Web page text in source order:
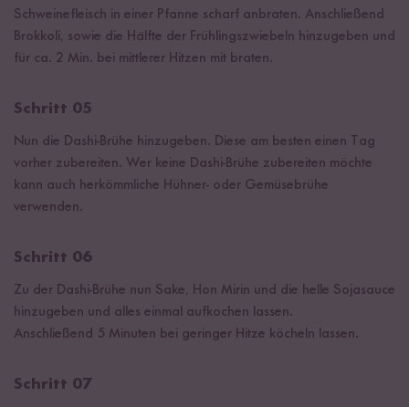
Schweinefleisch in einer Pfanne scharf anbraten. Anschließend
Brokkoli, sowie die Hälfte der Frühlingszwiebeln hinzugeben und
für ca. 2 Min. bei mittlerer Hitzen mit braten.
Schritt 05
Nun die Dashi-Brühe hinzugeben. Diese am besten einen Tag
vorher zubereiten. Wer keine Dashi-Brühe zubereiten möchte
kann auch herkömmliche Hühner- oder Gemüsebrühe
verwenden.
Schritt 06
Zu der Dashi-Brühe nun Sake, Hon Mirin und die helle Sojasauce
hinzugeben und alles einmal aufkochen lassen.
Anschließend 5 Minuten bei geringer Hitze köcheln lassen.
Schritt 07